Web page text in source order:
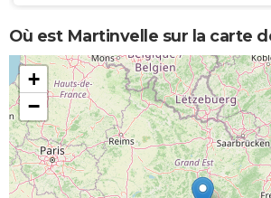
Où est Martinvelle sur la carte
+
−